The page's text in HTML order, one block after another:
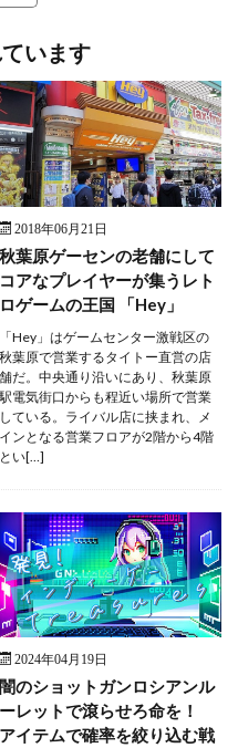
います
2018年06月21日
秋葉原ゲーセンの老舗にして
コアなプレイヤーが集うレト
ロゲームの王国 「Hey」
「Hey」はゲームセンター激戦区の
秋葉原で営業するタイトー直営の店
舗だ。中央通り沿いにあり、秋葉原
駅電気街口からも程近い場所で営業
している。ライバル店に挟まれ、メ
インとなる営業フロアが2階から4階
とい[…]
2024年04月19日
闇のショットガンロシアンル
ーレットで滾らせろ命を！
アイテムで確率を絞り込む戦